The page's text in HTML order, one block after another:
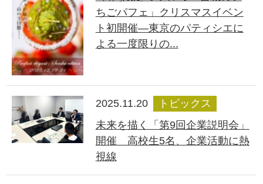
ちごパフェ」クリスマスイベン
ト初開催―東京のパティシエに
よる一度限りの...
2025.11.20
トピックス
未来を描く「第9回企業説明会」
開催 高校生5名、企業活動に熱
視線